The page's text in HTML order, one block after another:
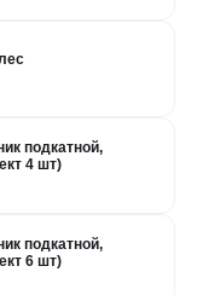
подкатной,
4 шт)
подкатной,
6 шт)